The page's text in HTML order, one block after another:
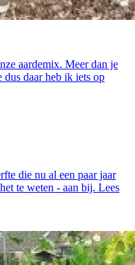
aardemix. Meer dan je
dus daar heb ik iets op
die nu al een paar jaar
te weten - aan bij. Lees